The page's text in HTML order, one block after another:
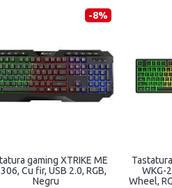
Tastatura mecanica XTRIKE
ME GK-985P, Cu fir USB, RGB,